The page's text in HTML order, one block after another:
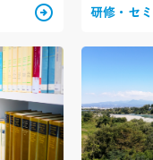
arrow_circle_right 研修・セ